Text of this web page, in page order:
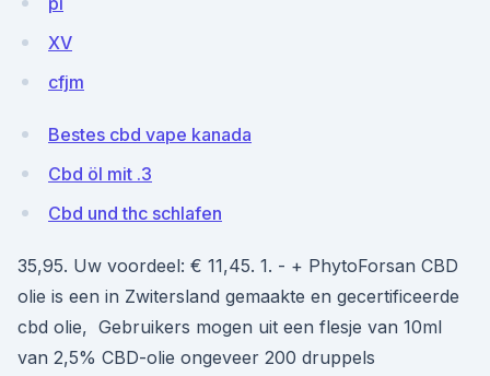
XV
cfjm
Bestes cbd vape kanada
Cbd öl mit .3
Cbd und thc schlafen
35,95. Uw voordeel: € 11,45. 1. - + PhytoForsan CBD
olie is een in Zwitersland gemaakte en gecertificeerde
cbd olie, Gebruikers mogen uit een flesje van 10ml
van 2,5% CBD-olie ongeveer 200 druppels